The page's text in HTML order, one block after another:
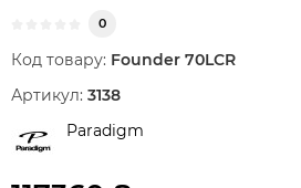
0
Код товару: Founder 70LCR
Артикул: 3138
Paradigm